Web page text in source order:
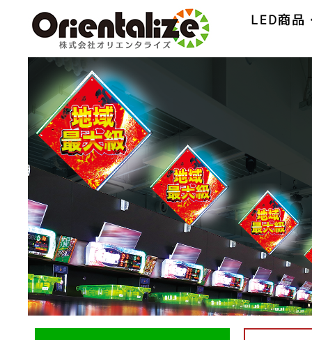
Home コンセプト